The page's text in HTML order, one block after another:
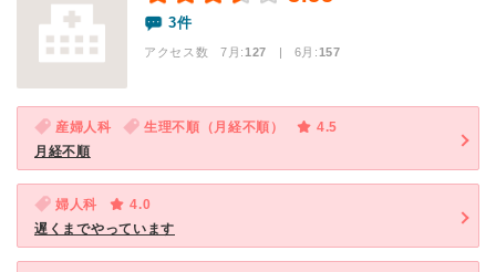
3件
アクセス数 7月:127 | 6月:157
産婦人科 生理不順（月経不順）
4.5
月経不順
婦人科
4.0
遅くまでやっています